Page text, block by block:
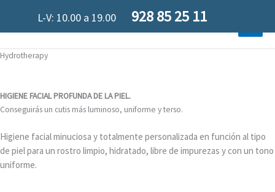
contenido
Hydrotherapy
HIGIENE FACIAL PROFUNDA DE LA PIEL.
Conseguirás un cutis más luminoso, uniforme y terso.
Higiene facial minuciosa y totalmente personalizada en función al tipo
de piel para un rostro limpio, hidratado, libre de impurezas y con un tono
uniforme.
L-V: 10.00 a 19.00 928 85 25 11